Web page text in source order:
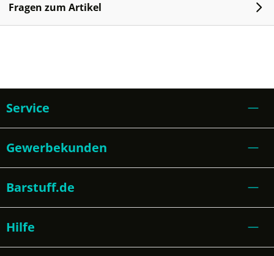
Fragen zum Artikel
Service
Gewerbekunden
Barstuff.de
Hilfe